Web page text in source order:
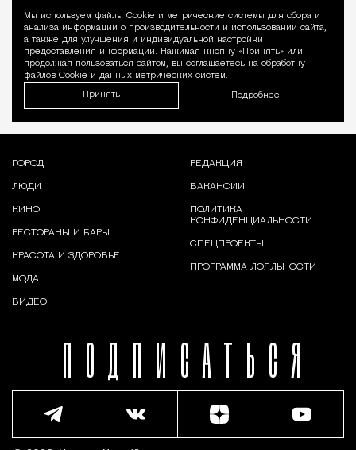
Уведомление
Мы используем файлы Сookie и метрические системы для сбора и
анализа информации о производительности и использовании сайта,
а также для улучшения и индивидуальной настройки
предоставления информации. Нажимая кнопку «Принять» или
продолжая пользоваться сайтом, вы соглашаетесь на обработку
файлов Cookie и данных метрических систем.
Принять Подробнее
ПОДПИСАТЬСЯ
ГОРОД
ЛЮДИ
КИНО
РЕСТОРАНЫ И БАРЫ
КРАСОТА И ЗДОРОВЬЕ
МОДА
ВИДЕО
РЕДАКЦИЯ
ВАКАНСИИ
ПОЛИТИКА
КОНФИДЕНЦИАЛЬНОСТИ
СПЕЦПРОЕКТЫ
ПРОГРАММА ЛОЯЛЬНОСТИ